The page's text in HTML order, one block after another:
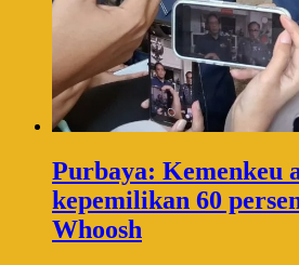
Purbaya: Kemenkeu
kepemilikan 60
Whoosh